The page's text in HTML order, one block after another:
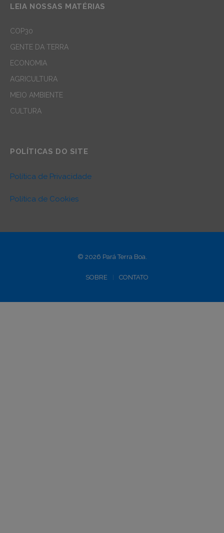
LEIA NOSSAS MATÉRIAS
COP30
GENTE DA TERRA
ECONOMIA
AGRICULTURA
MEIO AMBIENTE
CULTURA
POLÍTICAS DO SITE
Política de Privacidade
Política de Cookies
© 2026 Pará Terra Boa.
SOBRE CONTATO